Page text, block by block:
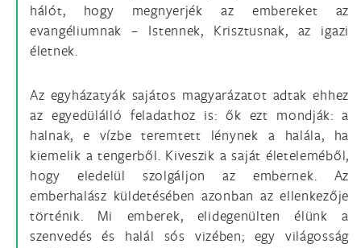
hálót, hogy megnyerjék az embereket az
evangéliumnak – Istennek, Krisztusnak, az igazi
életnek.
Az egyházatyák sajátos magyarázatot adtak ehhez
az egyedülálló feladathoz is: ők ezt mondják: a
halnak, e vízbe teremtett lénynek a halála, ha
kiemelik a tengerből. Kiveszik a saját életeleméből,
hogy eledelül szolgáljon az embernek. Az
emberhalász küldetésében azonban az ellenkezője
történik. Mi emberek, elidegenülten élünk a
szenvedés és halál sós vizében; egy világosság